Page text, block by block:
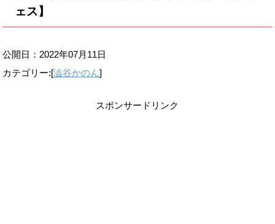
ェス】
公開日： 2022年07月11日
カテゴリー:[澁谷かのん]
スポンサードリンク